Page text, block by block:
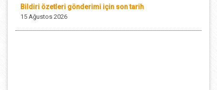
Bildiri özetleri gönderimi için son tarih
15 Ağustos 2026